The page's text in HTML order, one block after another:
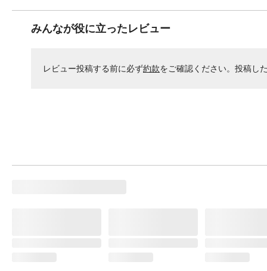
みんなが役に立ったレビュー
レビュー投稿する前に必ず約款をご確認ください。投稿し